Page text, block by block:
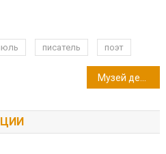
писатель поэт